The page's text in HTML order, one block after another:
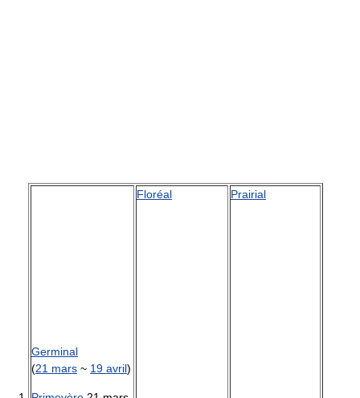
Germinal
(21 mars ~ 19 avril)
Floréal Prairial